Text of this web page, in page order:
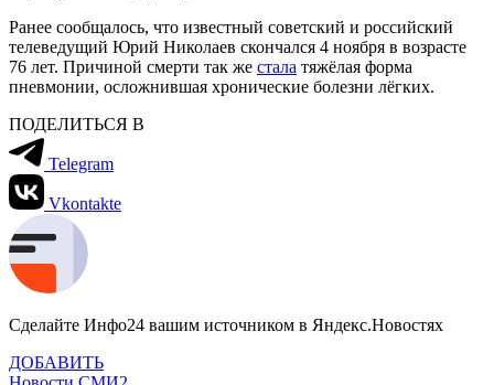
Ранее сообщалось, что известный советский и российский
телеведущий Юрий Николаев скончался 4 ноября в возрасте
76 лет. Причиной смерти так же стала тяжёлая форма
пневмонии, осложнившая хронические болезни лёгких.
ПОДЕЛИТЬСЯ В
Telegram
Vkontakte
Сделайте Инфо24 вашим источником в Яндекс.Новостях
ДОБАВИТЬ